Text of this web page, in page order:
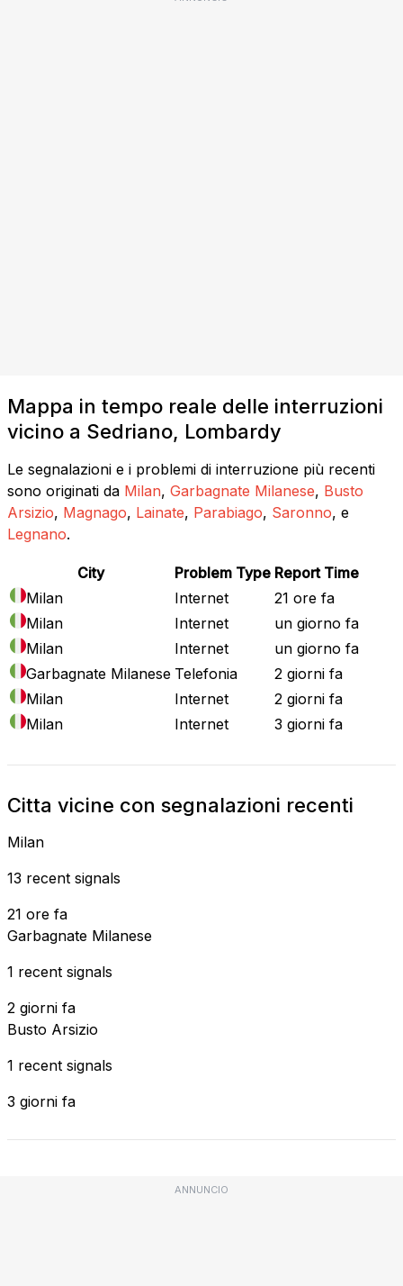
Mappa in tempo reale delle interruzioni
vicino a Sedriano, Lombardy
Le segnalazioni e i problemi di interruzione più recenti
sono originati da Milan, Garbagnate Milanese, Busto
Arsizio, Magnago, Lainate, Parabiago, Saronno, e
Legnano.
City Problem Type Report Time
Milan
Internet
21 ore fa
Milan
Internet
un giorno fa
Milan
Internet
un giorno fa
Garbagnate Milanese Telefonia
2 giorni fa
Milan
Internet
2 giorni fa
Milan
Internet 3 giorni fa
Citta vicine con segnalazioni recenti
Milan
13 recent signals
21 ore fa
Garbagnate Milanese
1 recent signals
2 giorni fa
Busto Arsizio
1 recent signals
3 giorni fa
ANNUNCIO